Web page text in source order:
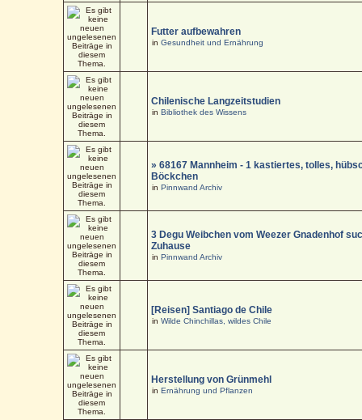
Futter aufbewahren
inGesundheit und Ernährung
Chilenische Langzeitstudien
inBibliothek des Wissens
» 68167 Mannheim - 1 kastiertes, tolles,
Böckchen
inPinnwand Archiv
3 Degu Weibchen vom Weezer Gnadenhof
Zuhause
inPinnwand Archiv
[Reisen] Santiago de Chile
inWilde Chinchillas, wildes Chile
Herstellung von Grünmehl
inErnährung und Pflanzen